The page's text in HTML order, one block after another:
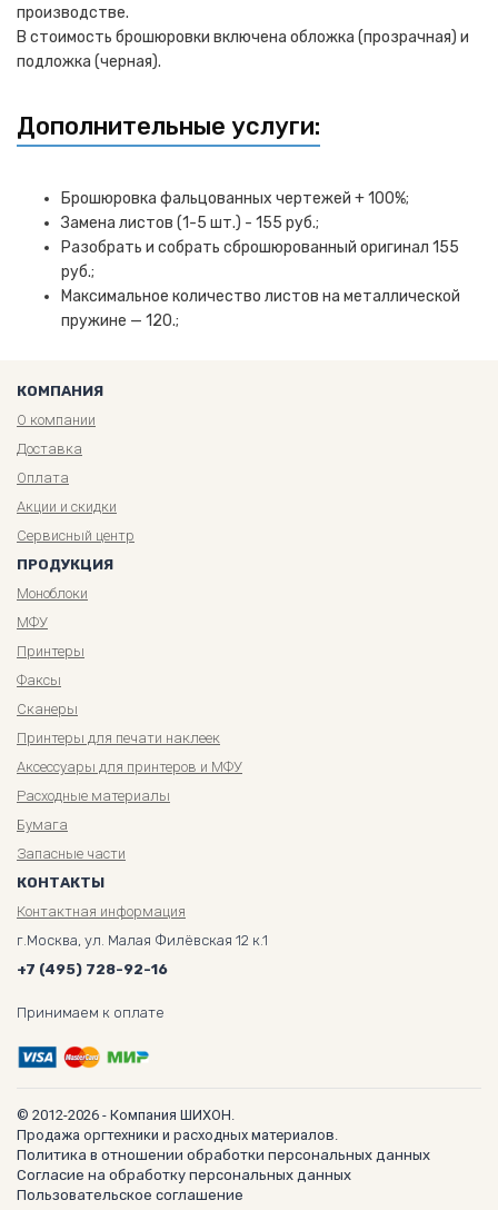
производстве.
В стоимость брошюровки включена обложка (прозрачная) и
подложка (черная).
Дополнительные услуги:
Брошюровка фальцованных чертежей + 100%;
Замена листов (1-5 шт.) - 155 руб.;
Разобрать и собрать сброшюрованный оригинал 155
руб.;
Максимальное количество листов на металлической
пружине — 120.;
КОМПАНИЯ
О компании
Доставка
Оплата
Акции и скидки
Сервисный центр
ПРОДУКЦИЯ
Моноблоки
МФУ
Принтеры
Факсы
Сканеры
Принтеры для печати наклеек
Аксессуары для принтеров и МФУ
Расходные материалы
Бумага
Запасные части
КОНТАКТЫ
Контактная информация
г.Москва, ул. Малая Филёвская 12 к.1
+7 (495) 728-92-16
Принимаем к оплате
© 2012-2026 - Компания ШИХОН.
Продажа оргтехники и расходных материалов.
Политика в отношении обработки персональных данных
Согласие на обработку персональных данных
Пользовательское соглашение